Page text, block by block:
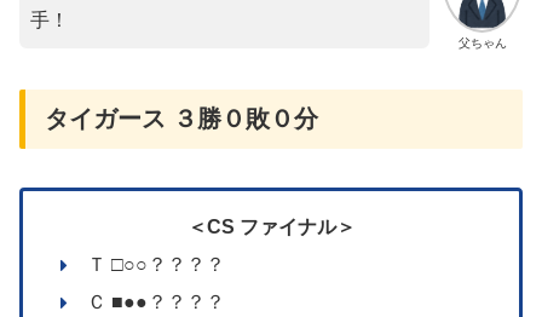
父ちゃん
手！
タイガース ３勝０敗０分
＜CS ファイナル＞
Ｔ □○○？？？？
Ｃ ■●●？？？？